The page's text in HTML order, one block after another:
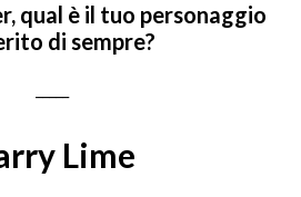
qual è il tuo personaggio
di sempre?
Lime